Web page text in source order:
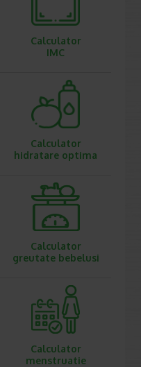
Calculator
IMC
Calculator
hidratare optima
Calculator
greutate bebelusi
Calculator
menstruatie